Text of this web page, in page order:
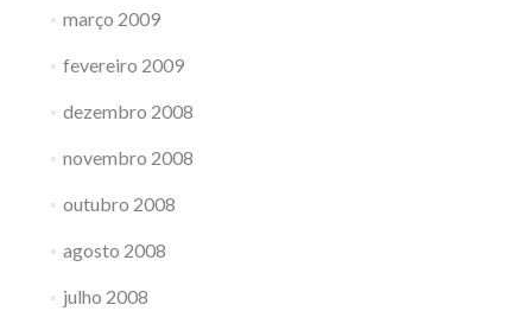
março 2009
fevereiro 2009
dezembro 2008
novembro 2008
outubro 2008
agosto 2008
julho 2008